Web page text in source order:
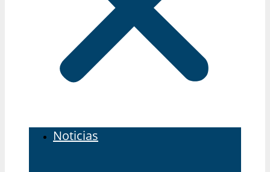
Noticias